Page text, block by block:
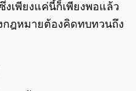
งเพียงแค่นี้ก็เพียงพอแล้ว
กฎหมายต้องคิดทบทวนถึง